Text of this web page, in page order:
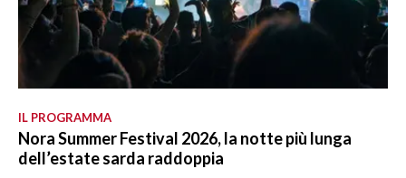
IL PROGRAMMA
Nora Summer Festival 2026, la notte più lunga
dell’estate sarda raddoppia